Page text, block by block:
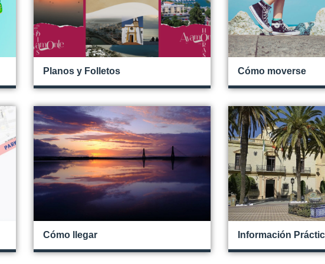
Planos y Folletos Cómo moverse
Cómo llegar Información